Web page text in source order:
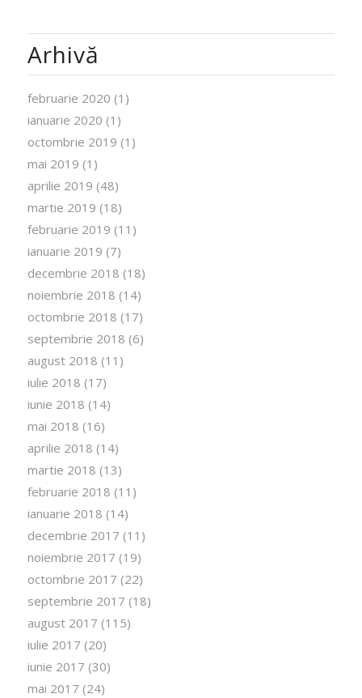
Arhivă
februarie 2020 (1)
ianuarie 2020 (1)
octombrie 2019 (1)
mai 2019 (1)
aprilie 2019 (48)
martie 2019 (18)
februarie 2019 (11)
ianuarie 2019 (7)
decembrie 2018 (18)
noiembrie 2018 (14)
octombrie 2018 (17)
septembrie 2018 (6)
august 2018 (11)
iulie 2018 (17)
iunie 2018 (14)
mai 2018 (16)
aprilie 2018 (14)
martie 2018 (13)
februarie 2018 (11)
ianuarie 2018 (14)
decembrie 2017 (11)
noiembrie 2017 (19)
octombrie 2017 (22)
septembrie 2017 (18)
august 2017 (115)
iulie 2017 (20)
iunie 2017 (30)
mai 2017 (24)